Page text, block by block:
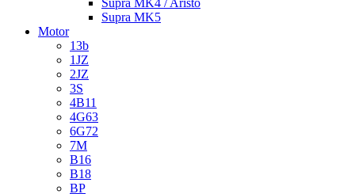
Supra MK4 / Aristo
Supra MK5
Motor
13b
1JZ
2JZ
3S
4B11
4G63
6G72
7M
B16
B18
BP